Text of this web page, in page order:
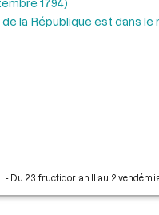
1794)
la République est dans
- Du 23 fructidor an II au 2